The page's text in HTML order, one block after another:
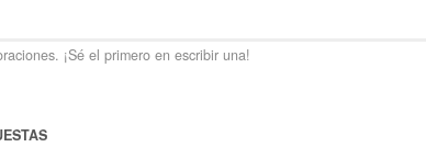
¡Sé el primero en escribir una!